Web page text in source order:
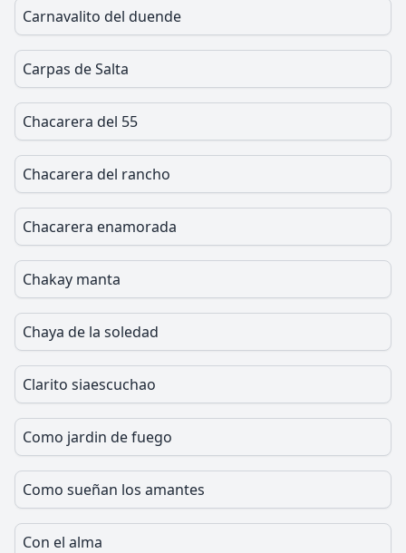
Carnavalito del duende
Carpas de Salta
Chacarera del 55
Chacarera del rancho
Chacarera enamorada
Chakay manta
Chaya de la soledad
Clarito siaescuchao
Como jardin de fuego
Como sueñan los amantes
Con el alma